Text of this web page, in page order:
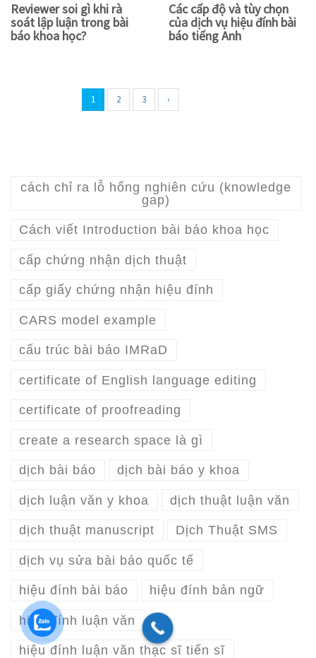
Reviewer soi gì khi rà
soát lập luận trong bài
báo khoa học?
Các cấp độ và tùy chọn
của dịch vụ hiệu đính bài
báo tiếng Anh
1 2 3 ›
cách chỉ ra lỗ hổng nghiên cứu (knowledge
gap)
Cách viết Introduction bài báo khoa học
cấp chứng nhận dịch thuật
cấp giấy chứng nhận hiệu đính
CARS model example
cấu trúc bài báo IMRaD
certificate of English language editing
certificate of proofreading
create a research space là gì
dịch bài báo dịch bài báo y khoa
dịch luận văn y khoa dịch thuật luận văn
dịch thuật manuscript Dịch Thuật SMS
dịch vụ sửa bài báo quốc tế
hiệu đính bài báo hiệu đính bản ngữ
hiệu đính luận văn
hiệu đính luận văn thạc sĩ tiến sĩ